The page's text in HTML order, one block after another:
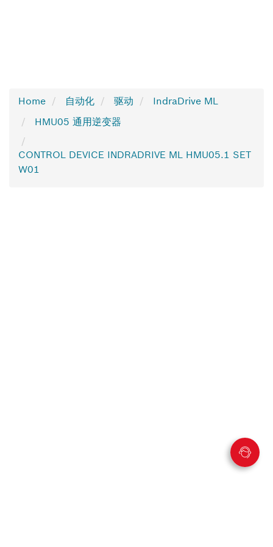
Home 自动化 驱动
IndraDrive ML
HMU05 通用逆变器
CONTROL DEVICE INDRADRIVE ML HMU05.1 SET
W01